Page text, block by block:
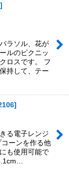
]
ラソル、花が
ルのピクニッ
ロスです。 フ
持して、テー
]
る電子レンジ
ーンを作る他
も使用可能で